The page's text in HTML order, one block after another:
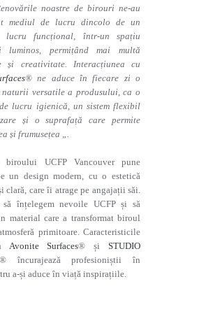
noastre de birouri ne-au
mediul de lucru dincolo de un
lucru funcțional, într-un spațiu
luminos, permițând mai multă
și creativitate. Interacțiunea cu
® ne aduce în fiecare zi o
versatile a produsului, ca o
lucru igienică, un sistem flexibil
și o suprafață care permite
și frumusețea „.
biroului UCFP Vancouver pune
un design modern, cu o estetică
clară, care îi atrage pe angajații săi.
înțelegem nevoile UCFP și să
material care a transformat biroul
primitoare. Caracteristicile
Avonite Surfaces® și STUDIO
® încurajează profesioniștii în
a-și aduce în viață inspirațiile.